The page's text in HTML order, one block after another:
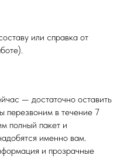
или справка от
— достаточно оставить
перезвоним в течение 7
полный пакет и
именно вам.
и прозрачные